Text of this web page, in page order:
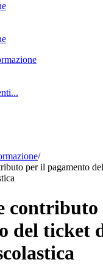
/
per il pagamento
del ticket